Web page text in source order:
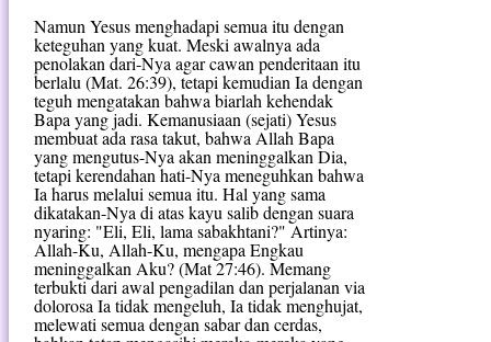
Namun Yesus menghadapi semua itu dengan
keteguhan yang kuat. Meski awalnya ada
penolakan dari-Nya agar cawan penderitaan itu
berlalu (Mat. 26:39), tetapi kemudian Ia dengan
teguh mengatakan bahwa biarlah kehendak
Bapa yang jadi. Kemanusiaan (sejati) Yesus
membuat ada rasa takut, bahwa Allah Bapa
yang mengutus-Nya akan meninggalkan Dia,
tetapi kerendahan hati-Nya meneguhkan bahwa
Ia harus melalui semua itu. Hal yang sama
dikatakan-Nya di atas kayu salib dengan suara
nyaring: "Eli, Eli, lama sabakhtani?" Artinya:
Allah-Ku, Allah-Ku, mengapa Engkau
meninggalkan Aku? (Mat 27:46). Memang
terbukti dari awal pengadilan dan perjalanan via
dolorosa Ia tidak mengeluh, Ia tidak menghujat,
melewati semua dengan sabar dan cerdas,